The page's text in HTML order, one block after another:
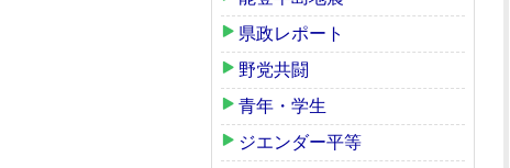
県政レポート
野党共闘
青年・学生
ジエンダー平等